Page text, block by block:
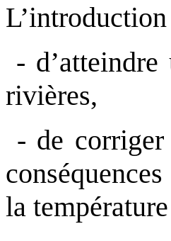
-
rivières,
- de
la